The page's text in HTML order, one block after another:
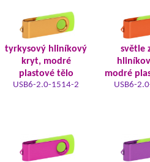
tyrkysový hliníkový
kryt, modré
plastové tělo
USB6-2.0-1514-2
světle
modré
USB6-